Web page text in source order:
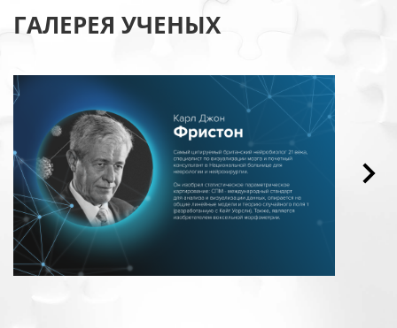
ГАЛЕРЕЯ УЧЕНЫХ